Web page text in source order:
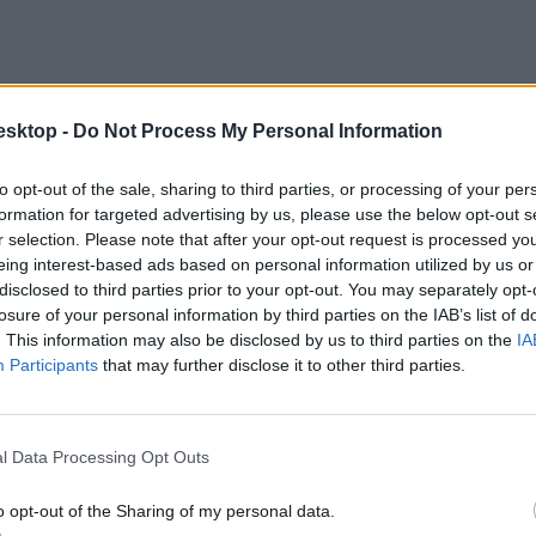
- Do Not Process My Personal Information
opt-out of the sale, sharing to third parties, or processing of your
for targeted advertising by us, please use the below opt-out
selection. Please note that after your opt-out request is processed
interest-based ads based on personal information utilized by us
to third parties prior to your opt-out. You may separately
of your personal information by third parties on the IAB’s list of
This information may also be disclosed by us to third parties on the
Participants that may further disclose it to other third parties.
Data Processing Opt Outs
opt-out of the Sharing of my personal data.
a mostanit még nem. Az Eduline is tud olyan iskoláról, ahol az
tanévet, és csak utána látszódik majd az új órarend és a